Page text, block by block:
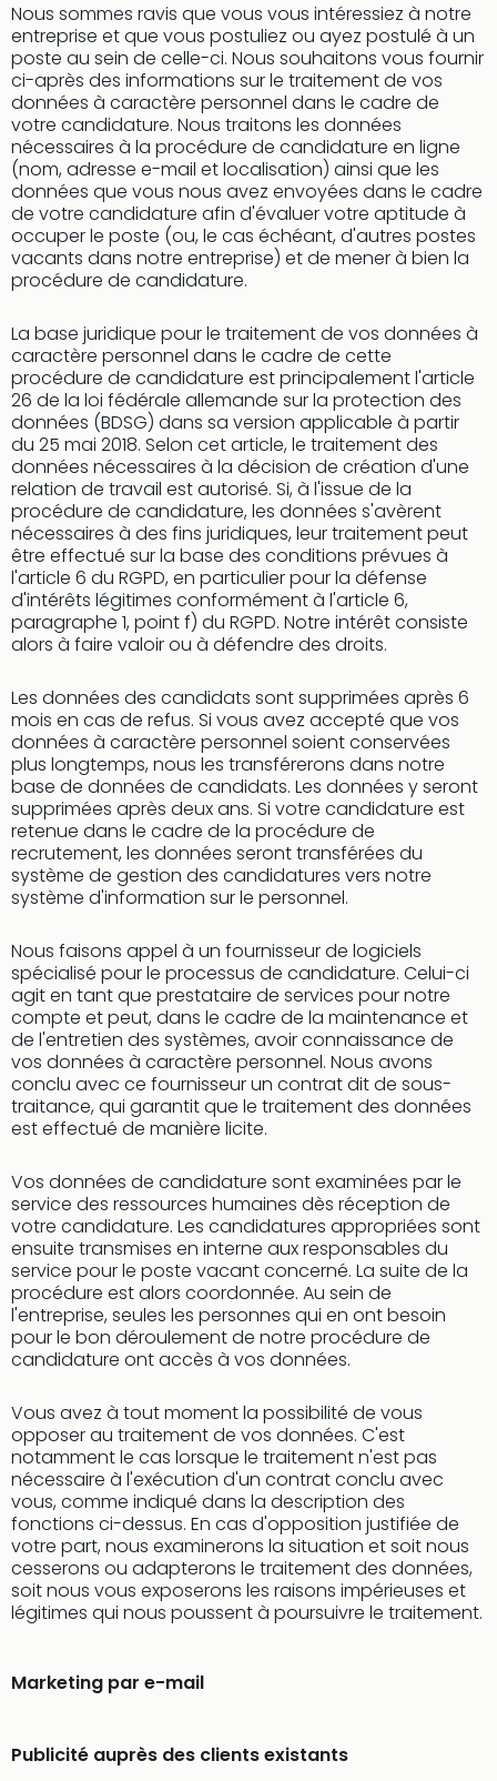
Nous sommes ravis que vous vous intéressiez à notre
entreprise et que vous postuliez ou ayez postulé à un
poste au sein de celle-ci. Nous souhaitons vous fournir
ci-après des informations sur le traitement de vos
données à caractère personnel dans le cadre de
votre candidature. Nous traitons les données
nécessaires à la procédure de candidature en ligne
(nom, adresse e-mail et localisation) ainsi que les
données que vous nous avez envoyées dans le cadre
de votre candidature afin d'évaluer votre aptitude à
occuper le poste (ou, le cas échéant, d'autres postes
vacants dans notre entreprise) et de mener à bien la
procédure de candidature.
La base juridique pour le traitement de vos données à
caractère personnel dans le cadre de cette
procédure de candidature est principalement l'article
26 de la loi fédérale allemande sur la protection des
données (BDSG) dans sa version applicable à partir
du 25 mai 2018. Selon cet article, le traitement des
données nécessaires à la décision de création d'une
relation de travail est autorisé. Si, à l'issue de la
procédure de candidature, les données s'avèrent
nécessaires à des fins juridiques, leur traitement peut
être effectué sur la base des conditions prévues à
l'article 6 du RGPD, en particulier pour la défense
d'intérêts légitimes conformément à l'article 6,
paragraphe 1, point f) du RGPD. Notre intérêt consiste
alors à faire valoir ou à défendre des droits.
Les données des candidats sont supprimées après 6
mois en cas de refus. Si vous avez accepté que vos
données à caractère personnel soient conservées
plus longtemps, nous les transférerons dans notre
base de données de candidats. Les données y seront
supprimées après deux ans. Si votre candidature est
retenue dans le cadre de la procédure de
recrutement, les données seront transférées du
système de gestion des candidatures vers notre
système d'information sur le personnel.
Nous faisons appel à un fournisseur de logiciels
spécialisé pour le processus de candidature. Celui-ci
agit en tant que prestataire de services pour notre
compte et peut, dans le cadre de la maintenance et
de l'entretien des systèmes, avoir connaissance de
vos données à caractère personnel. Nous avons
conclu avec ce fournisseur un contrat dit de sous-
traitance, qui garantit que le traitement des données
est effectué de manière licite.
Vos données de candidature sont examinées par le
service des ressources humaines dès réception de
votre candidature. Les candidatures appropriées sont
ensuite transmises en interne aux responsables du
service pour le poste vacant concerné. La suite de la
procédure est alors coordonnée. Au sein de
l'entreprise, seules les personnes qui en ont besoin
pour le bon déroulement de notre procédure de
candidature ont accès à vos données.
Vous avez à tout moment la possibilité de vous
opposer au traitement de vos données. C'est
notamment le cas lorsque le traitement n'est pas
nécessaire à l'exécution d'un contrat conclu avec
vous, comme indiqué dans la description des
fonctions ci-dessus. En cas d'opposition justifiée de
votre part, nous examinerons la situation et soit nous
cesserons ou adapterons le traitement des données,
soit nous vous exposerons les raisons impérieuses et
légitimes qui nous poussent à poursuivre le traitement.
Marketing par e-mail
Publicité auprès des clients existants